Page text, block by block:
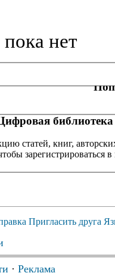
нет
библиотека
статей, книг,
зарегистрироваться в
Пригласить друга
· Реклама